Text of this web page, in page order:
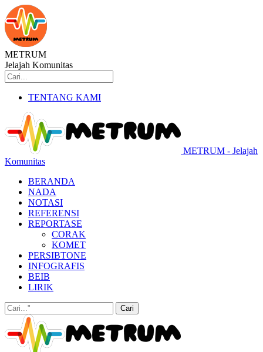
METRUM
Jelajah Komunitas
TENTANG KAMI
METRUM - Jelajah
Komunitas
BERANDA
NADA
NOTASI
REFERENSI
REPORTASE
CORAK
KOMET
PERSIBTONE
INFOGRAFIS
BEIB
LIRIK